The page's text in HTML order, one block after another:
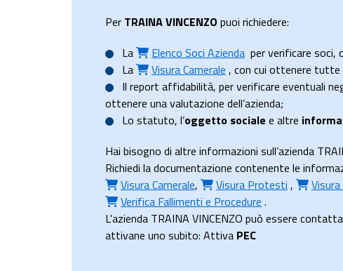
Per TRAINA VINCENZO puoi richiedere:
La
Elenco Soci Azienda per verificare soci,
La
Visura Camerale , con cui ottenere tutte
Il report affidabilità, per verificare eventuali
ottenere una valutazione dell’azienda;
Lo statuto, l’oggetto sociale e altre
Hai bisogno di altre informazioni sull’azienda
Richiedi la documentazione contenente le
Visura Camerale, Visura Protesti ,
Verifica Fallimenti e Procedure .
L'azienda TRAINA VINCENZO può essere
attivane uno subito: Attiva PEC